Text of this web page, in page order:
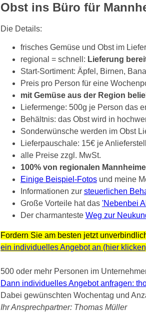
Obst ins Büro für
Die Details:
frisches Gemüse und Obst im
regional = schnell: Lieferung
Start-Sortiment: Äpfel, Birnen,
Preis pro Person für eine
mit Gemüse aus der Region
Liefermenge: 500g je Person das
Behältnis: das Obst wird in
Sonderwünsche werden im Obst
Lieferpauschale: 15€ je
alle Preise zzgl. MwSt.
100% von regionalen
Einige Beispiel-Fotosund meine
Informationen zur steuerlichen
Große Vorteile hat das 'Nebenbei
Der charmanteste Weg zur
Fordern Sie am besten jetzt
ein individuelles Angebot an (hier
500 oder mehr Personen im
Dann individuelles Angebot anfragen:
Dabei gewünschten Wochentag und
Ihr Ansprechpartner: Thomas Müller